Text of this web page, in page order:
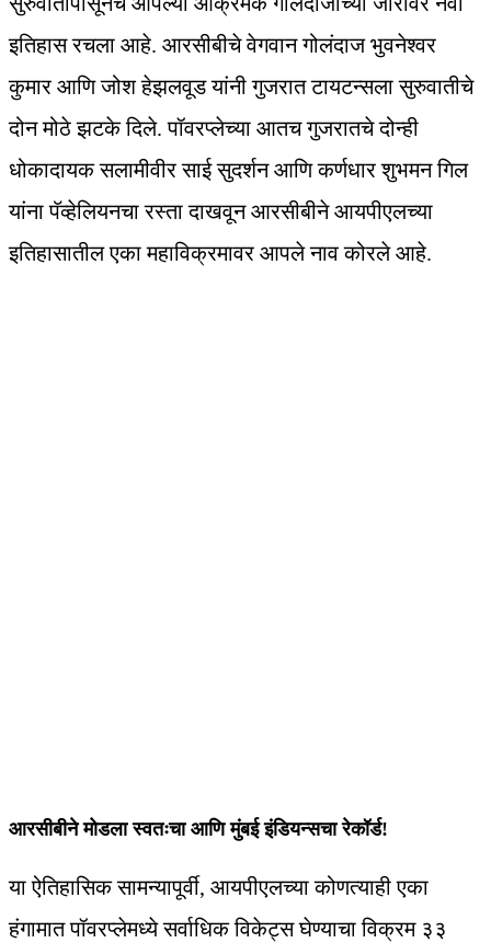
इतिहास रचला आहे. आरसीबीचे वेगवान गोलंदाज भुवनेश्वर
कुमार आणि जोश हेझलवूड यांनी गुजरात टायटन्सला सुरुवातीचे
दोन मोठे झटके दिले. पॉवरप्लेच्या आतच गुजरातचे दोन्ही
धोकादायक सलामीवीर साई सुदर्शन आणि कर्णधार शुभमन गिल
यांना पॅव्हेलियनचा रस्ता दाखवून आरसीबीने आयपीएलच्या
इतिहासातील एका महाविक्रमावर आपले नाव कोरले आहे.
आरसीबीने मोडला स्वतःचा आणि मुंबई इंडियन्सचा रेकॉर्ड!
या ऐतिहासिक सामन्यापूर्वी, आयपीएलच्या कोणत्याही एका
हंगामात पॉवरप्लेमध्ये सर्वाधिक विकेट्स घेण्याचा विक्रम ३३